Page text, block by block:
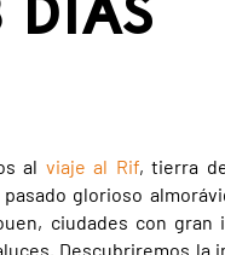
al viaje al Rif, tierra
glorioso
ciudades con
Descubriremos la